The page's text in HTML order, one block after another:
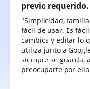
previo requerido.
"Simplicidad,
fácil de usar. Es
cambios y editar lo
utiliza junto a
siempre se guarda,
preocuparte por